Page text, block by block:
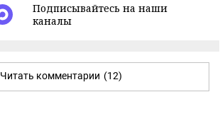
Подписывайтесь на наши
каналы
Читать комментарии (12)